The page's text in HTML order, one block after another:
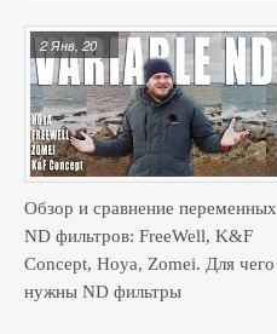
Обзор и сравнение переменных
ND фильтров: FreeWell, K&F
Concept, Hoya, Zomei. Для чего
нужны ND фильтры
2 Янв, 20